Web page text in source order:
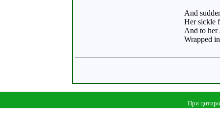
And
Her sickle
And to her
Wrapped
При